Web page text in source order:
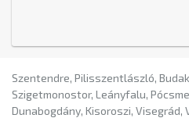
Szentendre, Pilisszentlászló,
Szigetmonostor, Leányfalu,
Dunabogdány, Kisoroszi, Visegrád,